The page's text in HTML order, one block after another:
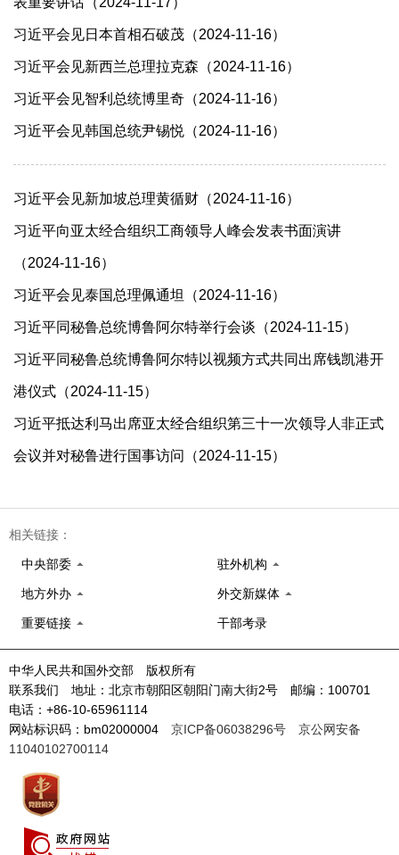
习近平会见日本首相石破茂（2024-11-16）
习近平会见新西兰总理拉克森（2024-11-16）
习近平会见智利总统博里奇（2024-11-16）
习近平会见韩国总统尹锡悦（2024-11-16）
习近平会见新加坡总理黄循财（2024-11-16）
习近平向亚太经合组织工商领导人峰会发表书面演讲
（2024-11-16）
习近平会见泰国总理佩通坦（2024-11-16）
习近平同秘鲁总统博鲁阿尔特举行会谈（2024-11-15）
习近平同秘鲁总统博鲁阿尔特以视频方式共同出席钱凯港开
港仪式（2024-11-15）
习近平抵达利马出席亚太经合组织第三十一次领导人非正式
会议并对秘鲁进行国事访问（2024-11-15）
相关链接：
中央部委 驻外机构
地方外办 外交新媒体
重要链接 干部考录
中华人民共和国外交部 版权所有
联系我们 地址：北京市朝阳区朝阳门南大街2号 邮编：100701
电话：+86-10-65961114
网站标识码：bm02000004 京ICP备06038296号
京公网安备
11040102700114